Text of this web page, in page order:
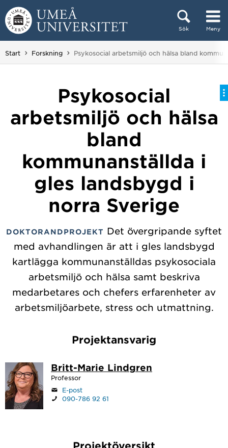
Hoppa direkt till innehållet
Sök Meny
Huvudmenyn dold.
Start Forskning Du är här:
Psykosocial arbetsmiljö och hälsa bland
Psykosocial
arbetsmiljö och hälsa
bland
kommunanställda i
gles landsbygd i
norra Sverige
DOKTORANDPROJEKT Det övergripande syftet
med avhandlingen är att i gles landsbygd
kartlägga kommunanställdas psykosociala
arbetsmiljö och hälsa samt beskriva
medarbetares och chefers erfarenheter av
arbetsmiljöarbete, stress och utmattning.
Projektansvarig
Britt-Marie Lindgren
Professor
E-post
090-786 92 61
Projektöversikt